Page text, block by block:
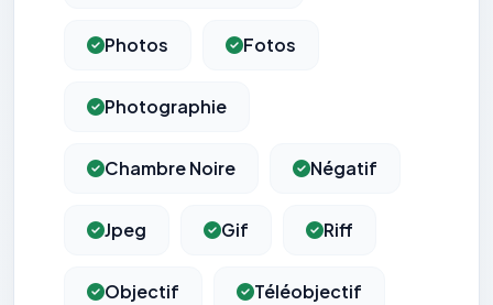
Photos Fotos
Photographie
Chambre Noire Négatif
Jpeg Gif Riff
Objectif Téléobjectif